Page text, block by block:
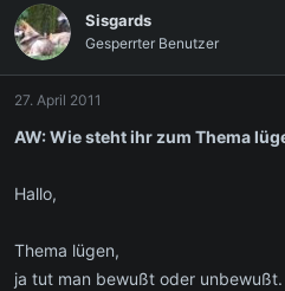
Sisgards
Gesperrter Benutzer
27. April 2011
AW: Wie steht ihr zum Thema
Hallo,
Thema lügen,
ja tut man bewußt oder unbewußt.